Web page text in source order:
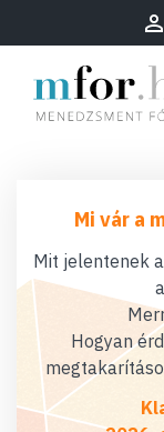
Mi vár a
Mit jelentenek
Hogyan